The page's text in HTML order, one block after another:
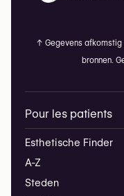
↑ Gegevens
bronnen.
Pour les patients
Esthetische Finder
A-Z
Steden